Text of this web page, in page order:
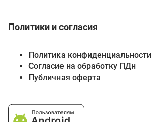
Политики и согласия
Политика конфиденциальности
Согласие на обработку ПДн
Публичная оферта